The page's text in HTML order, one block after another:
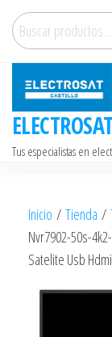
Saltar
contenido
Buscar
por:
Tus especialistas en
Inicio / Tienda /
Nvr7902-50s-
Satelite Usb Hdmi